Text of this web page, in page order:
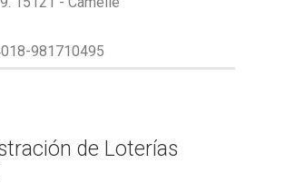
981710495
de Loterías